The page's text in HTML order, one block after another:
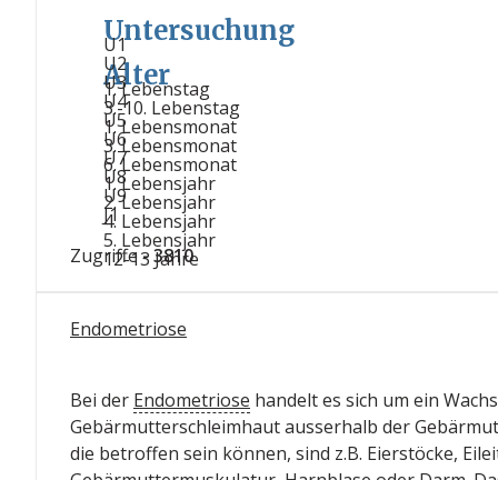
Untersuchung
Alter
U1
1. Lebenstag
U2
3.-10. Lebenstag
U3
1. Lebensmonat
U4
3. Lebensmonat
U5
6. Lebensmonat
U6
1. Lebensjahr
U7
2. Lebensjahr
U8
4. Lebensjahr
U9
5. Lebensjahr
J1
12-13 Jahre
Zugriffe- 3810
Endometriose
Bei der Endometriose handelt es sich um ein
Gebärmutterschleimhaut ausserhalb der
die betroffen sein können, sind z.B. Eierstöcke,